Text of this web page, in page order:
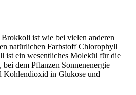
ist wie bei vielen anderen
natürlichen Farbstoff Chlorophyll
ist ein wesentliches Molekül für die
bei dem Pflanzen Sonnenenergie
Kohlendioxid in Glukose und